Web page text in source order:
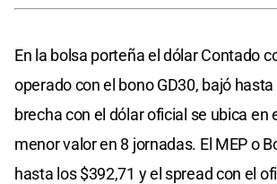
En la bolsa porteña el dólar Contado
operado con el bono GD30, bajó
brecha con el dólar oficial se ubica en
menor valor en 8 jornadas. El MEP o
hasta los $392,71 y el spread con el